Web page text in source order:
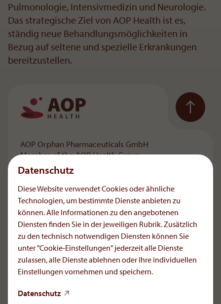
Pulmonologie, Intensivmedizin und Neurologie.
Das strategische Ziel von AOP Health ist es,
ständig neue Behandlungsmöglichkeiten in
Bezug auf seltene und spezielle Erkrankungen
bereitzustellen.
AOP Orphan Pharmaceuticals GmbH
Member of the AOP Health Group
Leopold-Ungar-Platz 2
1190 Wien, Österreich
+43 1 503 72 44-0
office.at[at]aoporphan.com
Handelsgericht Wien: FN 237770m ATU 57344706
Meldung von unerwünschten
Arzneimittelwirkungen:
icsr[at]aop-health.com
LinkedIn
Datenschutz
Diese Website verwendet Cookies oder ähnliche
Technologien, um bestimmte Dienste anbieten zu
können. Alle Informationen zu den angebotenen
Diensten finden Sie in der jeweiligen Rubrik. Zusätzlich
zu den technisch notwendigen Diensten können Sie
unter "Cookie-Einstellungen" jederzeit alle Dienste
zulassen, alle Dienste ablehnen oder Ihre individuellen
Einstellungen vornehmen und speichern.
Datenschutz